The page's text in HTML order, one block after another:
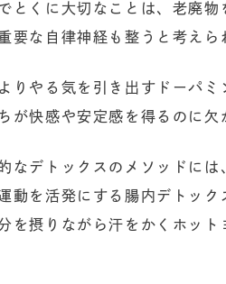
くに大切なことは、老廃
要な自律神経も整うと考えら
やる気を引き出すドーパ
快感や安定感を得るのに欠
デトックスのメソッドに
を活発にする腸内デトック
摂りながら汗をかくホット